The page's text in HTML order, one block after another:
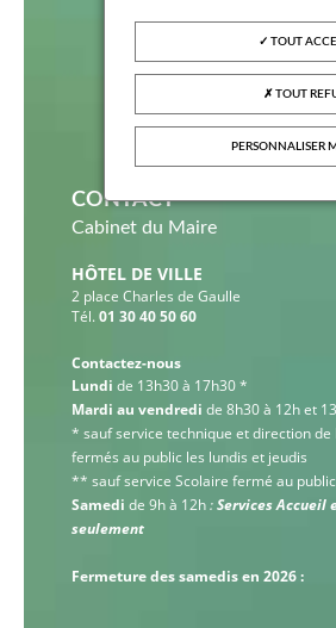
Conseillère
CONTACT
Cabinet du Maire
HÔTEL DE VILLE
2 place Charles de Gaulle
Tél.01 30 40 50 60
Contactez-nous
Lundi de 13h30 à 17h30 *
Mardi au vendredi de 8h30 à 12h et
* sauf service technique et direction
fermés au public les lundis et jeudis
** sauf service Scolaire fermé au
Samedi de 9h à 12h:Services Accueil
seulement
Fermeture des samedis en 2026 :
TOUT
TOUT
PERSONNALISER